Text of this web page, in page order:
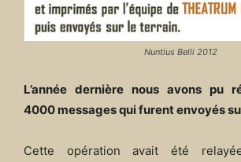
Nuntius Belli 2012
L’année dernière nous avons pu
4000 messages qui furent envoyés
Cette opération avait été